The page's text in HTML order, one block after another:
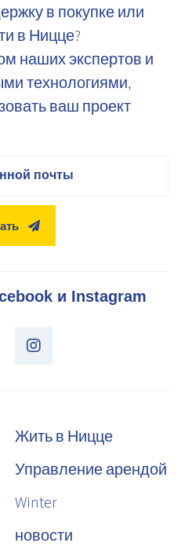
в покупке или
в Ницце?
наших экспертов и
технологиями,
ваш проект
и Instagram
Жить в Ницце
Управление арендой
Winter
новости